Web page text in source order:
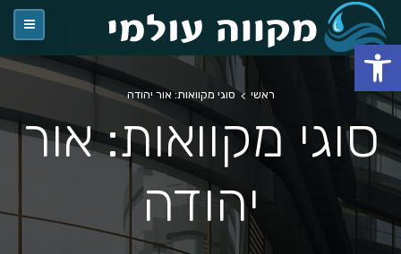
ראשי סוגי מקוואות: אור יהודה
סוגי מקוואות: אור
יהודה
פתח סרגל נגישות